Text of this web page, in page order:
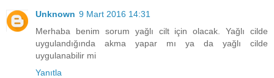
Unknown 9 Mart 2016 14:31
Merhaba benim sorum yağlı cilt için olacak. Yağlı cilde
uygulandığında akma yapar mı ya da yağlı cilde
uygulanabilir mi
Yanıtla